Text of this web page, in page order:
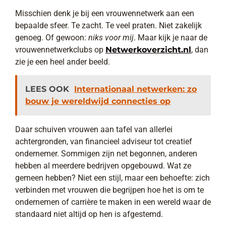
Misschien denk je bij een vrouwennetwerk aan een
bepaalde sfeer. Te zacht. Te veel praten. Niet zakelijk
genoeg. Of gewoon: niks voor mij. Maar kijk je naar de
vrouwennetwerkclubs op Netwerkoverzicht.nl, dan
zie je een heel ander beeld.
LEES OOK Internationaal netwerken: zo
bouw je wereldwijd connecties op
Daar schuiven vrouwen aan tafel van allerlei
achtergronden, van financieel adviseur tot creatief
ondernemer. Sommigen zijn net begonnen, anderen
hebben al meerdere bedrijven opgebouwd. Wat ze
gemeen hebben? Niet een stijl, maar een behoefte: zich
verbinden met vrouwen die begrijpen hoe het is om te
ondernemen of carrière te maken in een wereld waar de
standaard niet altijd op hen is afgestemd.